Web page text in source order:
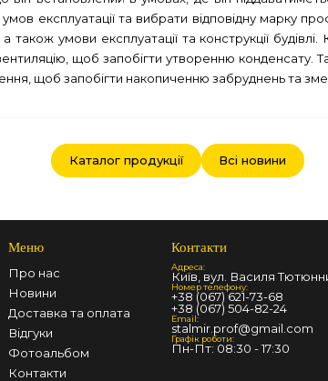
експлуатації та вибрати відповідну марку
умови експлуатації та конструкції
щоб запобігти утворенню конденсату.
щоб запобігти накопиченню забруднень та
Каталог продукції Всі новини
Меню
Про нас
Новини
Доставка та оплата
Відгуки
Фотоальбом
Контакти
Контакти
Адреса:
Київ, вул. Василя
Номер телефону:
+38 (067) 621-73-68
+38 (067) 504-82-24
Email:
stalmir.prof@gmail.com
Графік роботи:
Пн-Пт: 08:30 - 17:30